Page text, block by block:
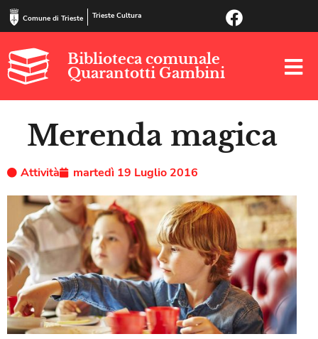
Comune di Trieste Trieste Cultura
Biblioteca comunale
Quarantotti Gambini
Merenda magica
Attività martedì 19 Luglio 2016